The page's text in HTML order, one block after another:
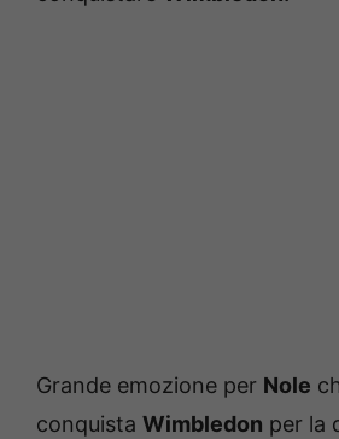
Grande emozione per Nole
conquista Wimbledon per la